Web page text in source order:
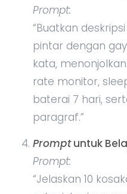
Prompt:
“Buatkan
pintar dengan
kata,
rate monitor,
baterai 7 hari,
paragraf.”
Promptuntuk
Prompt:
“Jelaskan 10